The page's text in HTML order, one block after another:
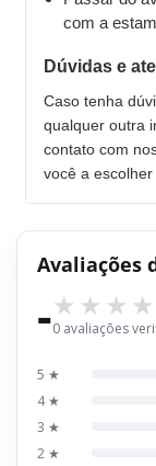
com a
Dúvidas e
Caso tenha
qualquer outra
contato com
você a
Avaliações
-0 avaliações
5 ★
4 ★
3 ★
2 ★